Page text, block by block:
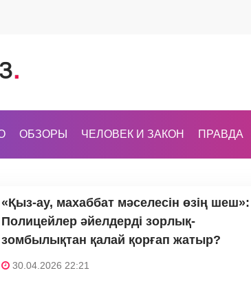
ОБЗОРЫ ЧЕЛОВЕК И ЗАКОН ПРАВДА
«Қыз-ау, махаббат мәселесін өзің шеш»:
Полицейлер әйелдерді зорлық-
зомбылықтан қалай қорғап жатыр?
30.04.2026 22:21